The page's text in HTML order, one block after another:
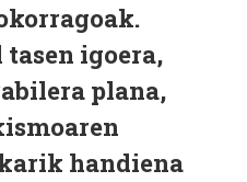
tasen igoera,
plana,
handiena